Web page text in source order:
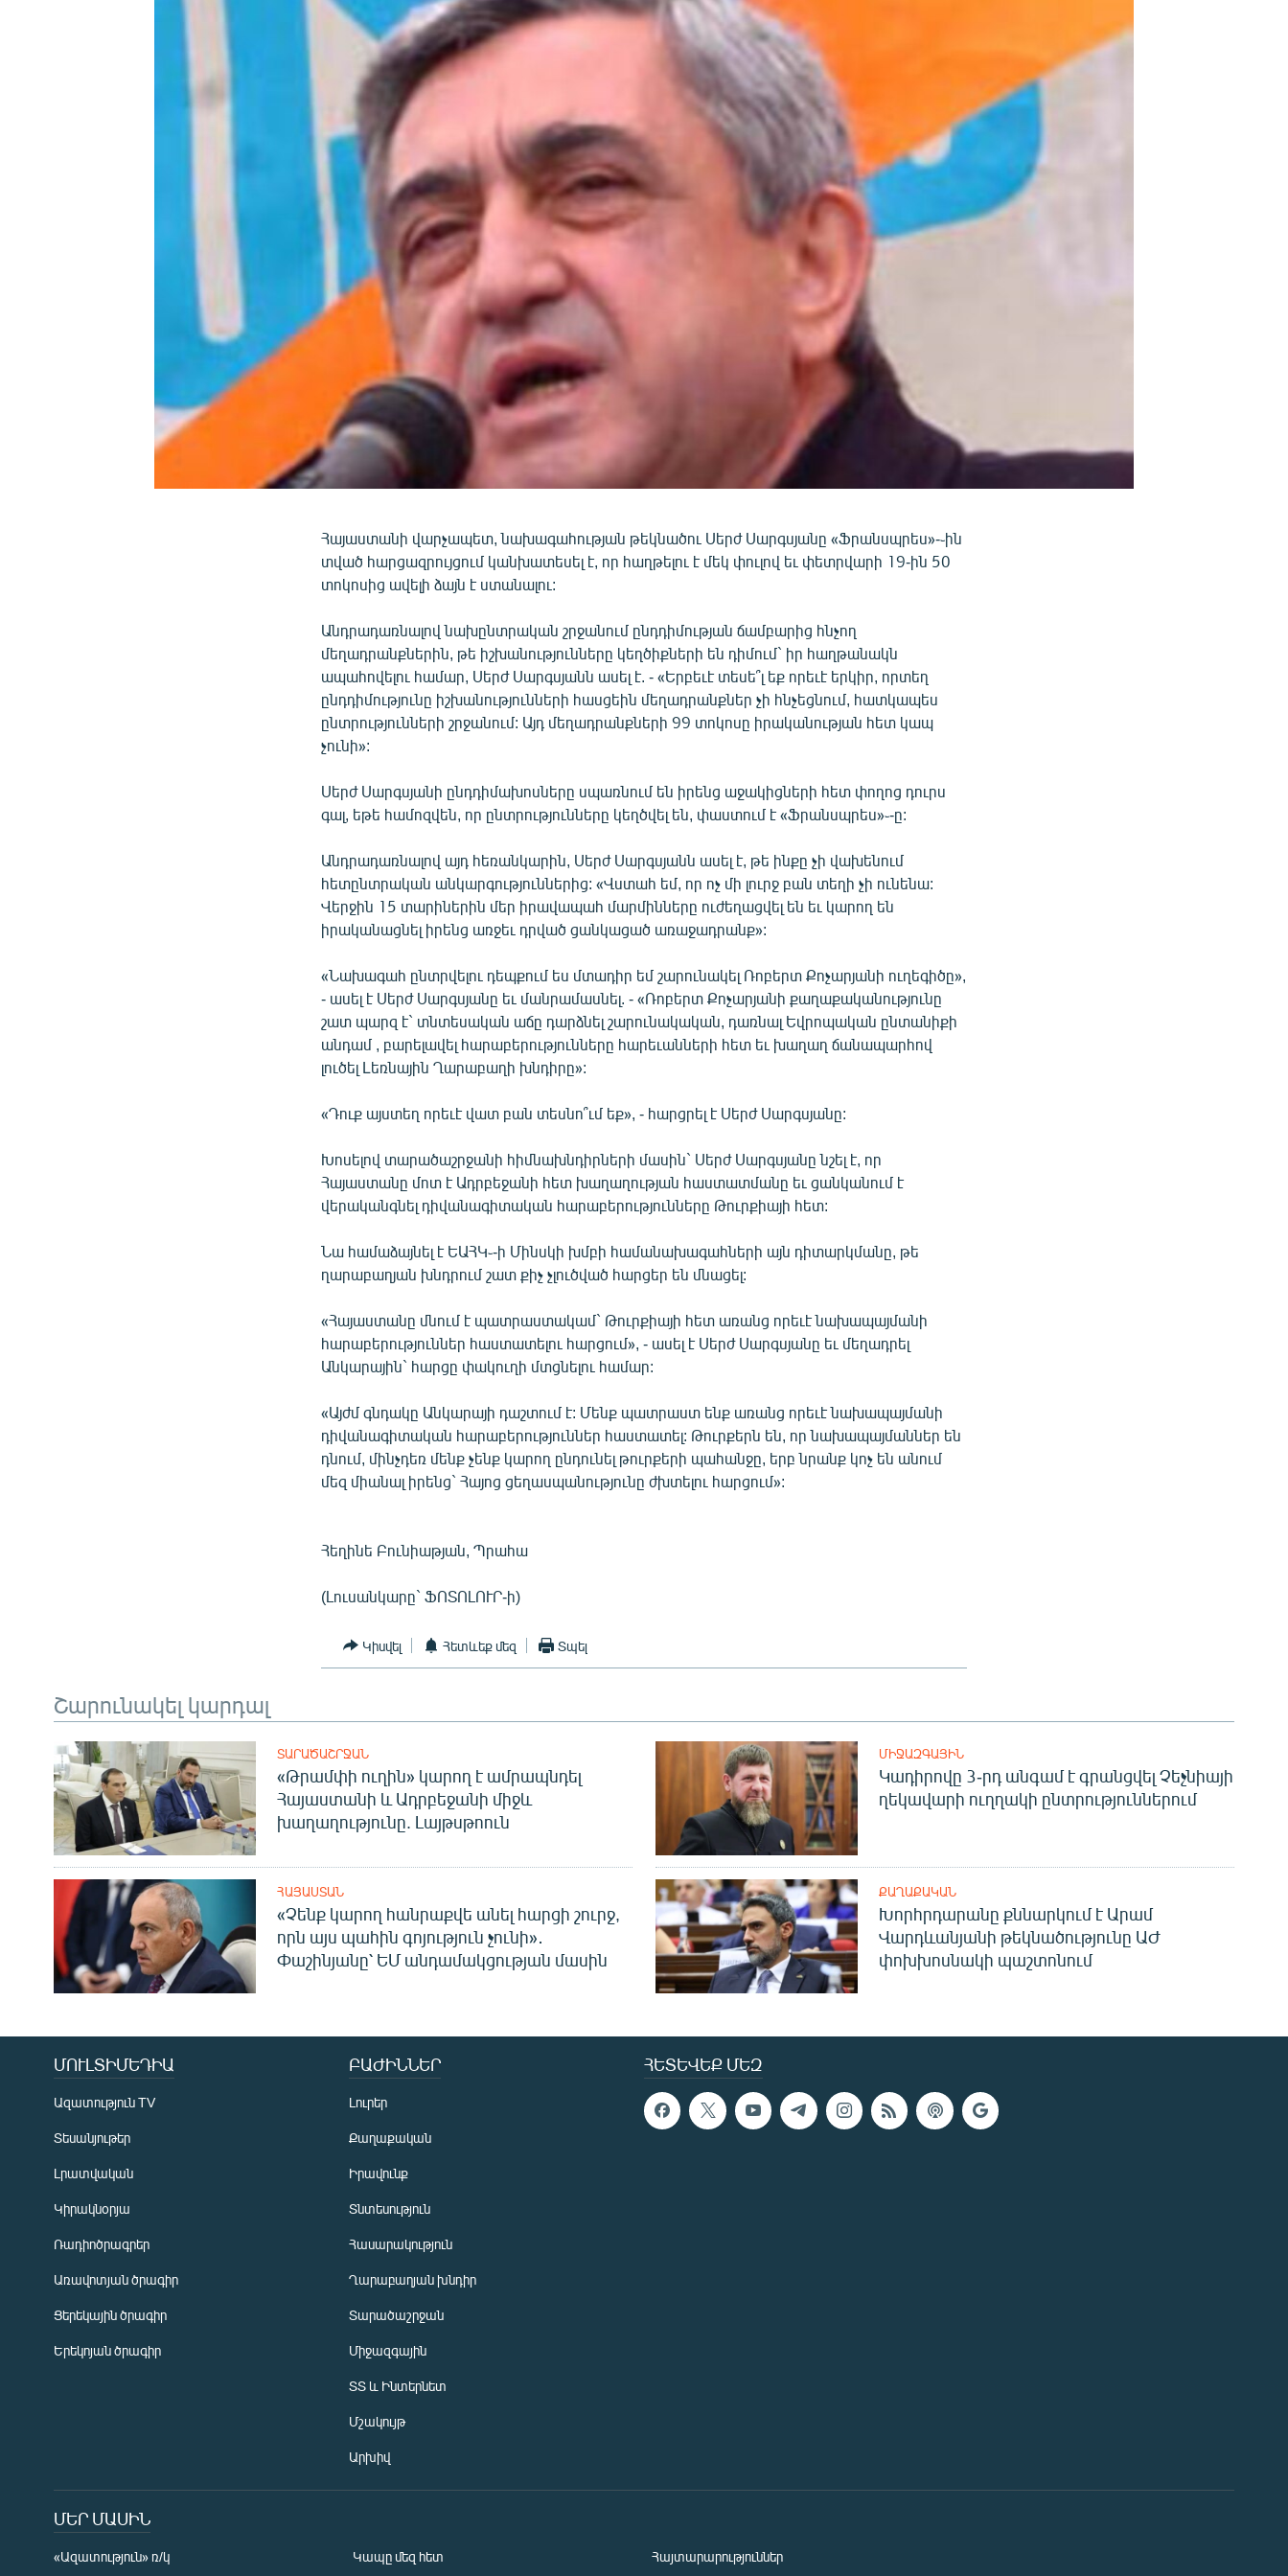
Հայաստանի վարչապետ, նախագահության թեկնածու Սերժ Սարգսյանը «Ֆրանսպրես»-֊ին
տված հարցազրույցում կանխատեսել է, որ հաղթելու է մեկ փուլով եւ փետրվարի 19-ին 50
տոկոսից ավելի ձայն է ստանալու:
Անդրադառնալով նախընտրական շրջանում ընդդիմության ճամբարից հնչող
մեղադրանքներին, թե իշխանությունները կեղծիքների են դիմում` իր հաղթանակն
ապահովելու համար, Սերժ Սարգսյանն ասել է. - «Երբեւէ տեսե՞լ եք որեւէ երկիր, որտեղ
ընդդիմությունը իշխանությունների հասցեին մեղադրանքներ չի հնչեցնում, հատկապես
ընտրությունների շրջանում: Այդ մեղադրանքների 99 տոկոսը իրականության հետ կապ
չունի»:
Սերժ Սարգսյանի ընդդիմախոսները սպառնում են իրենց աջակիցների հետ փողոց դուրս
գալ, եթե համոզվեն, որ ընտրությունները կեղծվել են, փաստում է «Ֆրանսպրես»֊-ը:
Անդրադառնալով այդ հեռանկարին, Սերժ Սարգսյանն ասել է, թե ինքը չի վախենում
հետընտրական անկարգություններից: «Վստահ եմ, որ ոչ մի լուրջ բան տեղի չի ունենա:
Վերջին 15 տարիներին մեր իրավապահ մարմինները ուժեղացվել են եւ կարող են
իրականացնել իրենց առջեւ դրված ցանկացած առաջադրանք»:
«Նախագահ ընտրվելու դեպքում ես մտադիր եմ շարունակել Ռոբերտ Քոչարյանի ուղեգիծը»,
- ասել է Սերժ Սարգսյանը եւ մանրամասնել. - «Ռոբերտ Քոչարյանի քաղաքականությունը
շատ պարզ է` տնտեսական աճը դարձնել շարունակական, դառնալ Եվրոպական ընտանիքի
անդամ , բարելավել հարաբերությունները հարեւանների հետ եւ խաղաղ ճանապարհով
լուծել Lեռնային Ղարաբաղի խնդիրը»:
«Դուք այստեղ որեւէ վատ բան տեսնո՞ւմ եք», - հարցրել է Սերժ Սարգսյանը:
Խոսելով տարածաշրջանի հիմնախնդիրների մասին` Սերժ Սարգսյանը նշել է, որ
Հայաստանը մոտ է Ադրբեջանի հետ խաղաղության հաստատմանը եւ ցանկանում է
վերականգնել դիվանագիտական հարաբերությունները Թուրքիայի հետ:
Նա համաձայնել է ԵԱՀԿ֊-ի Մինսկի խմբի համանախագահների այն դիտարկմանը, թե
ղարաբաղյան խնդրում շատ քիչ չլուծված հարցեր են մնացել:
«Հայաստանը մնում է պատրաստակամ` Թուրքիայի հետ առանց որեւէ նախապայմանի
հարաբերություններ հաստատելու հարցում», - ասել է Սերժ Սարգսյանը եւ մեղադրել
Անկարային` հարցը փակուղի մտցնելու համար:
«Այժմ գնդակը Անկարայի դաշտում է: Մենք պատրաստ ենք առանց որեւէ նախապայմանի
դիվանագիտական հարաբերություններ հաստատել: Թուրքերն են, որ նախապայմաններ են
դնում, մինչդեռ մենք չենք կարող ընդունել թուրքերի պահանջը, երբ նրանք կոչ են անում
մեզ միանալ իրենց` Հայոց ցեղասպանությունը ժխտելու հարցում»:
Հեղինե Բունիաթյան, Պրահա
(Լուսանկարը` ՖՈՏՈԼՈՒՐ-ի)
Կիսվել Հետևեք մեզ Տպել
Շարունակել կարդալ
ՏԱՐԱԾԱՇՐՋԱՆ
«Թրամփի ուղին» կարող է ամրապնդել
Հայաստանի և Ադրբեջանի միջև
խաղաղությունը. Լայթսթոուն
ՄԻՋԱԶԳԱՅԻՆ
Կադիրովը 3-րդ անգամ է գրանցվել Չեչնիայի
ղեկավարի ուղղակի ընտրություններում
ՀԱՅԱՍՏԱՆ
«Չենք կարող հանրաքվե անել հարցի շուրջ,
որն այս պահին գոյություն չունի»․
Փաշինյանը՝ ԵՄ անդամակցության մասին
ՔԱՂԱՔԱԿԱՆ
Խորհրդարանը քննարկում է Արամ
Վարդևանյանի թեկնածությունը ԱԺ
փոխխոսնակի պաշտոնում
ՀԵՏԵՎԵՔ ՄԵԶ
ՄՈՒԼՏԻՄԵԴԻԱ
Ազատություն TV
Տեսանյութեր
Լրատվական
Կիրակնօրյա
Ռադիոծրագրեր
Առավոտյան ծրագիր
Ցերեկային ծրագիր
Երեկոյան ծրագիր
ԲԱԺԻՆՆԵՐ
Լուրեր
Քաղաքական
Իրավունք
Տնտեսություն
Հասարակություն
Ղարաբաղյան խնդիր
Տարածաշրջան
Միջազգային
ՏՏ և Ինտերնետ
Մշակույթ
Արխիվ
ՄԵՐ ՄԱՍԻՆ
«Ազատություն» ռ/կ Կապը մեզ հետ Հայտարարություններ